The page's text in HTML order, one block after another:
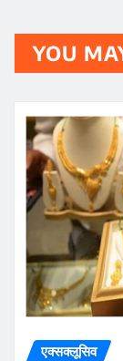
YOU
एक्सक्लूसिव